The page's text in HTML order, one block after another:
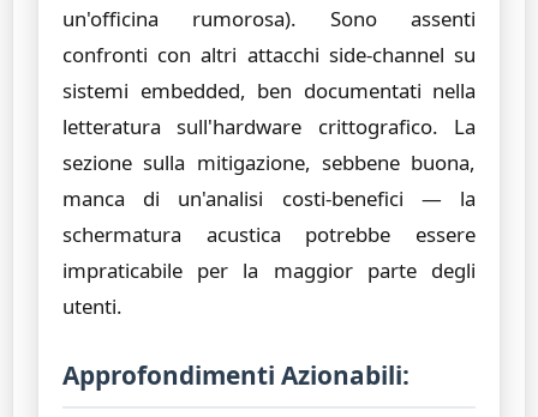
un'officina rumorosa). Sono assenti
confronti con altri attacchi side-channel su
sistemi embedded, ben documentati nella
letteratura sull'hardware crittografico. La
sezione sulla mitigazione, sebbene buona,
manca di un'analisi costi-benefici — la
schermatura acustica potrebbe essere
impraticabile per la maggior parte degli
utenti.
Approfondimenti Azionabili: